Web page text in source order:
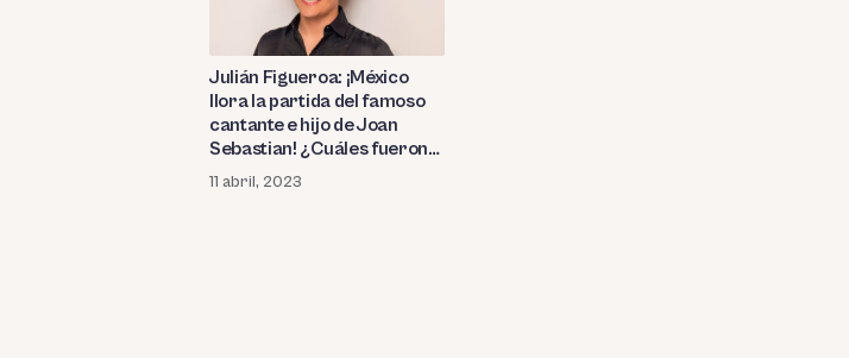
Julián Figueroa: ¡México
llora la partida del famoso
cantante e hijo de Joan
Sebastian! ¿Cuáles fueron
las mejores telenovelas
donde participó?
11 abril, 2023